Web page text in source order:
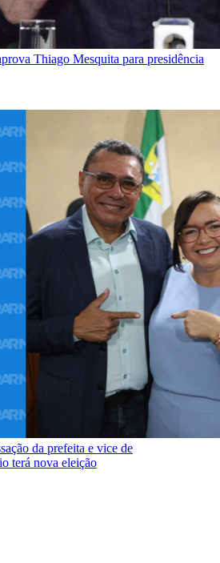
Thiago Mesquita para presidência
da prefeita e vice de
terá nova eleição